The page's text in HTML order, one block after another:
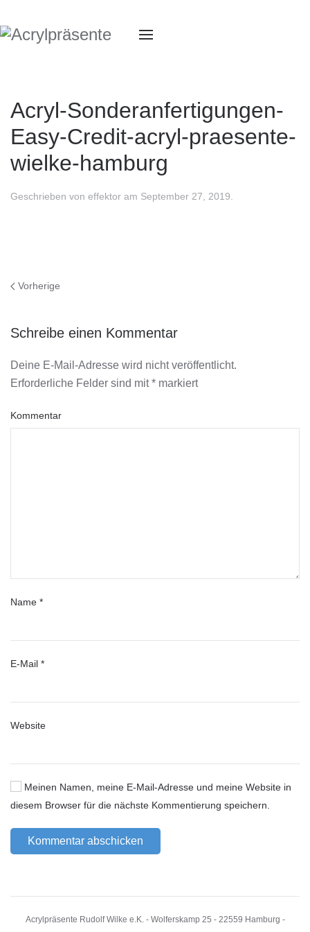
Acryl-Sonderanfertigungen-
Easy-Credit-acryl-praesente-
wielke-hamburg
Geschrieben von effektor am September 27, 2019
Vorherige
Schreibe einen Kommentar
Deine E-Mail-Adresse wird nicht veröffentlicht.
Erforderliche Felder sind mit* markiert
Kommentar
Name *
E-Mail *
Website
Meinen Namen, meine E-Mail-Adresse und meine Website in
diesem Browser für die nächste Kommentierung speichern.
Kommentar abschicken
Acrylpräsente Rudolf Wilke e.K. - Wolferskamp 25 - 22559 Hamburg -